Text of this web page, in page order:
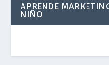
APRENDE
NIÑO